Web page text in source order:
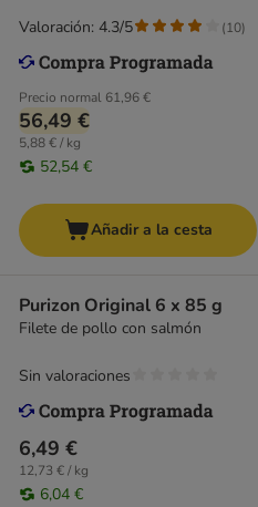
Precio normal 61,96 €
56,49 €
5,88 € / kg
52,54 €
Valoración: 4.3/5 (10)
Añadir a la cesta
Purizon Original 6 x 85 g
Filete de pollo con salmón
6,49 €
12,73 € / kg
6,04 €
Sin valoraciones